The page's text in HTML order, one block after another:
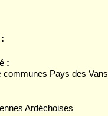
:
communes Pays des Vans
Ardéchoises